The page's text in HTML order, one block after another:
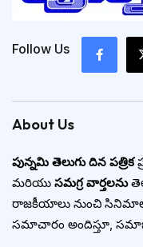
Follow Us
About Us
పున్నమి తెలుగు దిన పత్రిక
మరియు సమగ్ర వార్తలను
రాజకీయాలు నుంచి
సమాచారం అందిస్తూ,